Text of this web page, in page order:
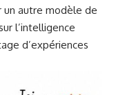
un autre modèle de
l’intelligence
d’expériences